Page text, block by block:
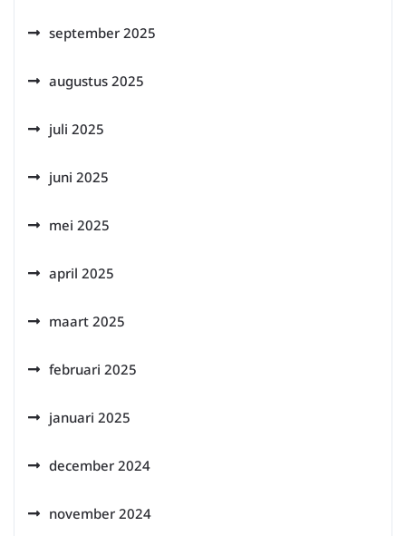
september 2025
augustus 2025
juli 2025
juni 2025
mei 2025
april 2025
maart 2025
februari 2025
januari 2025
december 2024
november 2024